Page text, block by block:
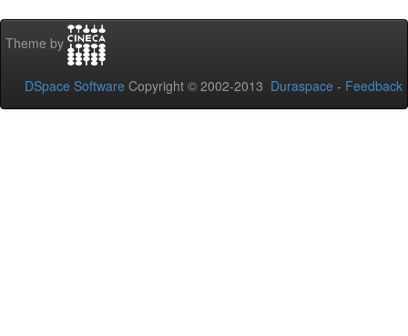
Theme by
DSpace Software Copyright © 2002-2013 Duraspace - Feedback